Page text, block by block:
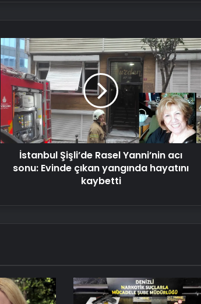
ATMACA Füzesi Sinop’ta hedefi tam
isabetle vurdu
ABD turnesinde Türk gölge oyunu
Karagöz, çocukları büyüledi
Caz: Sadece müzik değil, direnişin
Aşık Veysel’in hayatı ve eserlerinin
yer aldığı web portalı hizmete girdi
İstanbul
Şişli’de
Rasel
Yanni’nin
sonu:
Evinde
çıkan
yangında
hayatını
kaybetti
İstanbul Şişli’de Rasel Yanni’nin acı
sonu: Evinde çıkan yangında hayatını
kaybetti